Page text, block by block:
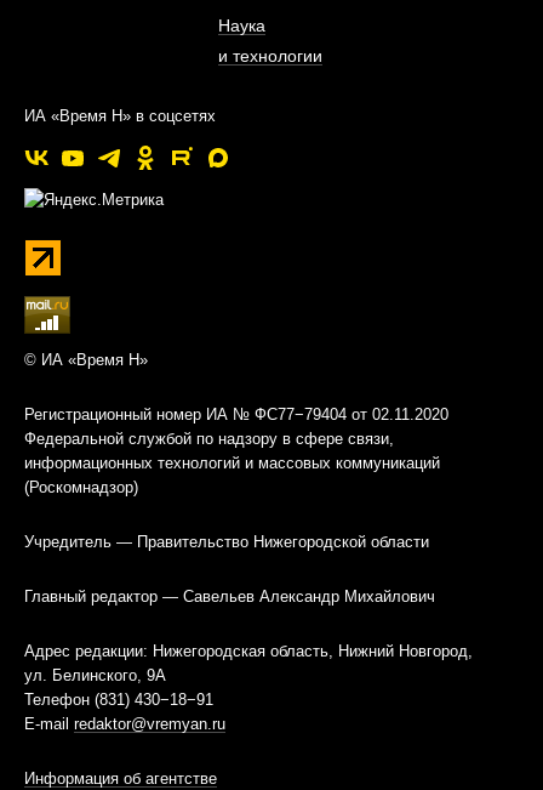
Наука
и технологии
ИА «Время Н» в соцсетях
© ИА «Время Н»
Регистрационный номер ИА № ФС77−79404 от 02.11.2020
Федеральной службой по надзору в сфере связи,
информационных технологий и массовых коммуникаций
(Роскомнадзор)
Учредитель — Правительство Нижегородской области
Главный редактор — Савельев Александр Михайлович
Адрес редакции: Нижегородская область, Нижний Новгород,
ул. Белинского, 9А
Телефон (831) 430−18−91
E-mail redaktor@vremyan.ru
Информация об агентстве